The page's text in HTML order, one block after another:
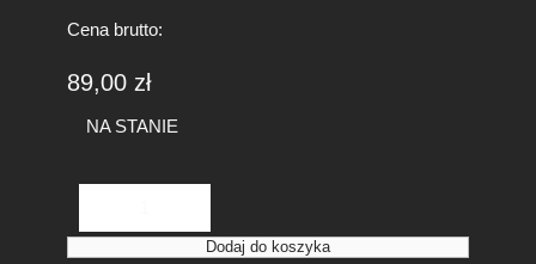
Cena brutto:
89,00 zł
NA STANIE
o
Dodaj do koszyka